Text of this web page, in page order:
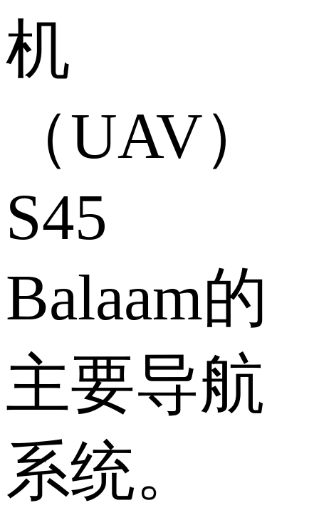
机
（UAV）
S45
Balaam的
主要导航
系统。